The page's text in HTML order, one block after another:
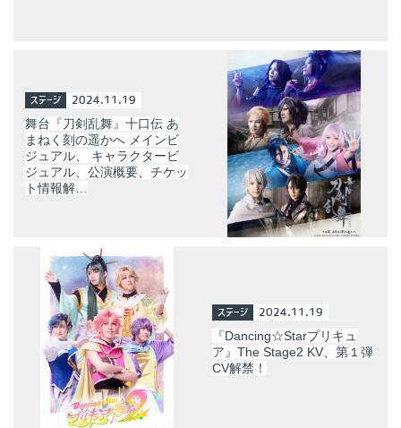
ステージ 2024.11.19
舞台『刀剣乱舞』十口伝 あ
まねく刻の遥かへ メインビ
ジュアル、 キャラクタービ
ジュアル、公演概要、チケッ
ト情報解…
ステージ 2024.11.19
『Dancing☆Starプリキュ
ア』The Stage2 KV、第１弾
CV解禁！